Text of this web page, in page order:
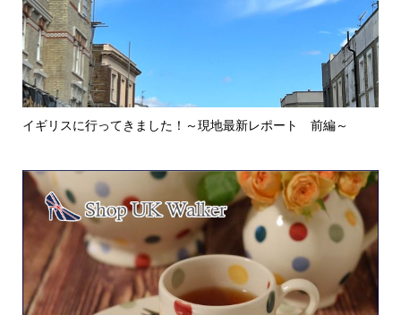
イギリスに行ってきました！～現地最新レポート 前編～